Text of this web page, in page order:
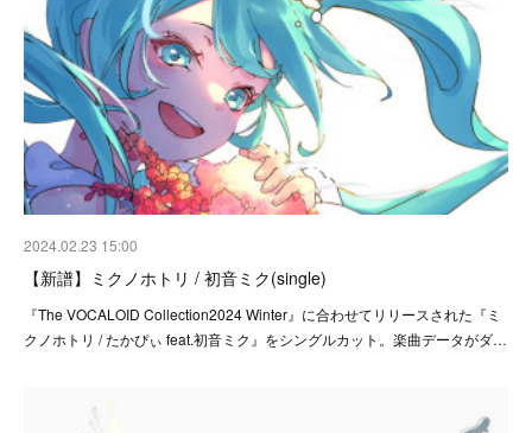
2024.02.23 15:00
【新譜】ミクノホトリ / 初音ミク(single)
『The VOCALOID Collection2024 Winter』に合わせてリリースされた『ミ
クノホトリ / たかぴぃ feat.初音ミク』をシングルカット。楽曲データがダ…